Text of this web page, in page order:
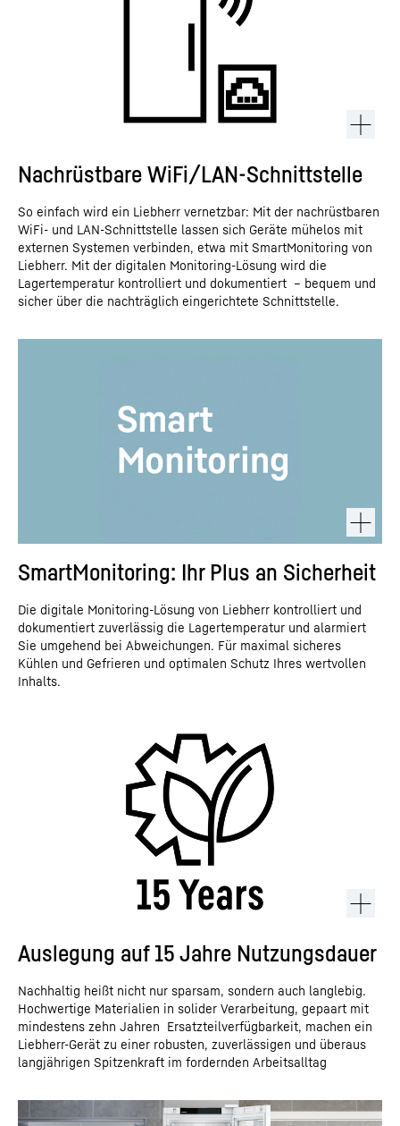
Nachrüstbare WiFi/LAN-Schnittstelle
So einfach wird ein Liebherr vernetzbar: Mit der nachrüstbaren
WiFi- und LAN-Schnittstelle lassen sich Geräte mühelos mit
externen Systemen verbinden, etwa mit SmartMonitoring von
Liebherr. Mit der digitalen Monitoring-Lösung wird die
Lagertemperatur kontrolliert und dokumentiert – bequem und
sicher über die nachträglich eingerichtete Schnittstelle.
SmartMonitoring: Ihr Plus an Sicherheit
Die digitale Monitoring-Lösung von Liebherr kontrolliert und
dokumentiert zuverlässig die Lagertemperatur und alarmiert
Sie umgehend bei Abweichungen. Für maximal sicheres
Kühlen und Gefrieren und optimalen Schutz Ihres wertvollen
Inhalts.
Auslegung auf 15 Jahre Nutzungsdauer
Nachhaltig heißt nicht nur sparsam, sondern auch langlebig.
Hochwertige Materialien in solider Verarbeitung, gepaart mit
mindestens zehn Jahren Ersatzteilverfügbarkeit, machen ein
Liebherr-Gerät zu einer robusten, zuverlässigen und überaus
langjährigen Spitzenkraft im fordernden Arbeitsalltag